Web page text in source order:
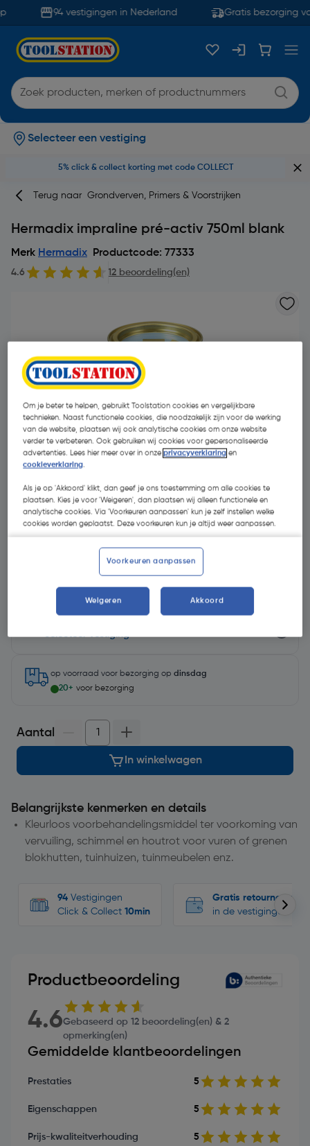
94 vestigingen in Nederland Gratis bezorging
Selecteer een vestiging
5% click & collect korting met code COLLECT
Terug naar Grondverven, Primers & Voorstrijken
Hermadix impraline pré-activ 750ml blank
Merk Hermadix Productcode: 77333
4.6 12 beoordeling(en)
- 7 %
€ 14,54
Selecteer winkel - Bekijk voorraadniveaus en haal binnen 10
minuten op
Selecteer vestiging
op voorraad voor bezorging op dinsdag
20+ voor bezorging
Aantal
In winkelwagen
Belangrijkste kenmerken en details
Kleurloos voorbehandelingsmiddel ter voorkoming van
vervuiling, schimmel en houtrot voor vuren of grenen
blokhutten, tuinhuizen, tuinmeubelen enz.
94 Vestigingen
Click & Collect 10min
Gratis retourneren
in de vestigingen
Productbeoordeling
4.6Gebaseerd op 12 beoordeling(en) & 2
opmerking(en)
Gemiddelde klantbeoordelingen
Prestaties 5
Eigenschappen 5
Prijs-kwaliteitverhouding 5
Om je beter te helpen, gebruikt Toolstation cookies en vergelijkbare
technieken. Naast functionele cookies, die noodzakelijk zijn voor de werking
van de website, plaatsen wij ook analytische cookies om onze website
verder te verbeteren. Ook gebruiken wij cookies voor gepersonaliseerde
advertenties. Lees hier meer over in onzeprivacyverklaring en
cookieverklaring.
Als je op 'Akkoord' klikt, dan geef je ons toestemming om alle cookies te
plaatsen. Kies je voor 'Weigeren', dan plaatsen wij alleen functionele en
analytische cookies. Via 'Voorkeuren aanpassen' kun je zelf instellen welke
cookies worden geplaatst. Deze voorkeuren kun je altijd weer aanpassen.
Voorkeuren aanpassen
Weigeren Akkoord